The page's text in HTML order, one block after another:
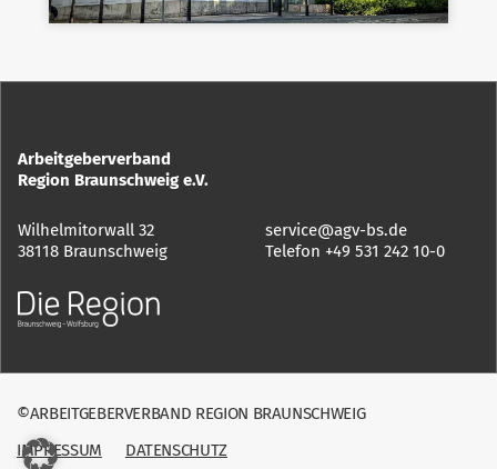
Arbeitgeberverband
Region Braunschweig e.V.
Wilhelmitorwall 32
38118 Braunschweig
service@agv-bs.de
Telefon +49 531 242 10-0
©ARBEITGEBERVERBAND REGION BRAUNSCHWEIG
IMPRESSUM
DATENSCHUTZ